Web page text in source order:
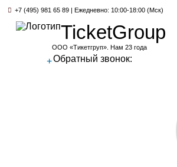
+7 (495) 981 65 89 | Ежедневно: 10:00-18:00 (Мск)
TicketGroup
ООО «Тикетгруп». Нам 23 года
+Обратный звонок: